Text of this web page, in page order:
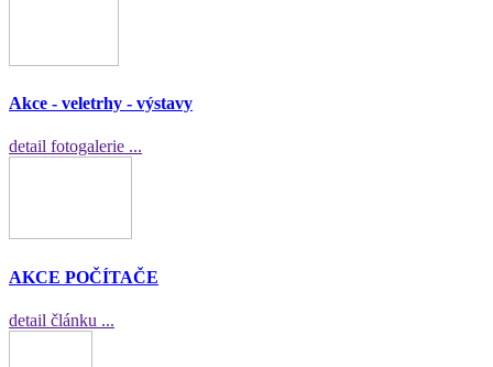
Akce - veletrhy - výstavy
detail fotogalerie ...
AKCE POČÍTAČE
detail článku ...